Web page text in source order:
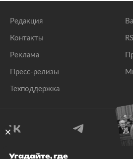
Редакция
Контакты
Реклама
Пресс-релизы
Техподдержка
Угадайте, где